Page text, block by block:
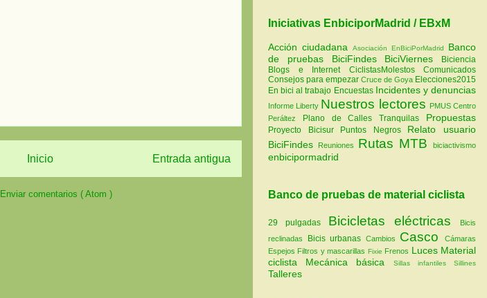
Entrada antigua
Inicio
Enviar comentarios ( Atom )
Iniciativas EnbiciporMadrid / EBxM
Acción ciudadana Asociación EnBiciPorMadrid
Banco
de pruebas
BiciFindes BiciViernes
Biciencia
Blogs e Internet
CiclistasMolestos
Comunicados
Consejos para empezar Cruce de Goya Elecciones2015
En bici al trabajo Encuestas Incidentes y denuncias
Informe Liberty Nuestros lectores
PMUS Centro
Peráltez
Plano de Calles Tranquilas Propuestas
Proyecto Bicisur Puntos Negros
Relato usuario
BiciFindes
Reuniones Rutas MTB biciactivismo
enbicipormadrid
Banco de pruebas de material ciclista
29 pulgadas Bicicletas eléctricas
Bicis
reclinadas
Bicis urbanas Cambios Casco
Cámaras
Espejos Filtros y mascarillas Fixie Frenos Luces Material
ciclista
Mecánica básica Sillas infantiles Sillines
Talleres